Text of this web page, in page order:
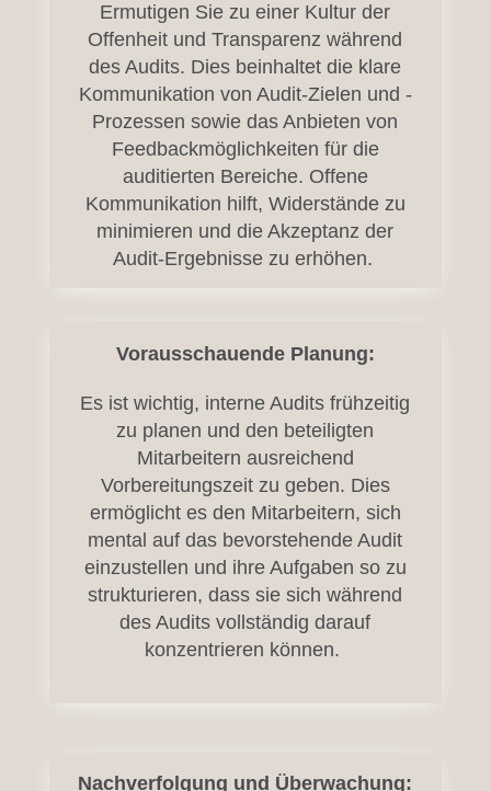
Ermutigen Sie zu einer Kultur der
Offenheit und Transparenz während
des Audits. Dies beinhaltet die klare
Kommunikation von Audit-Zielen und -
Prozessen sowie das Anbieten von
Feedbackmöglichkeiten für die
auditierten Bereiche. Offene
Kommunikation hilft, Widerstände zu
minimieren und die Akzeptanz der
Audit-Ergebnisse zu erhöhen.
Vorausschauende Planung:
Es ist wichtig, interne Audits frühzeitig
zu planen und den beteiligten
Mitarbeitern ausreichend
Vorbereitungszeit zu geben. Dies
ermöglicht es den Mitarbeitern, sich
mental auf das bevorstehende Audit
einzustellen und ihre Aufgaben so zu
strukturieren, dass sie sich während
des Audits vollständig darauf
konzentrieren können.
Nachverfolgung und Überwachung: